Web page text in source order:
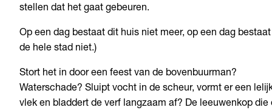
stellen dat het gaat gebeuren.
Op een dag bestaat dit huis niet meer, op een dag bestaat
de hele stad niet.)
Stort het in door een feest van de bovenbuurman?
Waterschade? Sluipt vocht in de scheur, vormt er een
vlek en bladdert de verf langzaam af? De leeuwenkop die